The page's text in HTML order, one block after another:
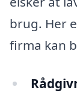
brug. Her
firma kan